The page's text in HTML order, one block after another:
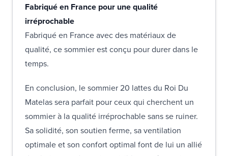
Fabriqué en France pour une qualité
irréprochable
Fabriqué en France avec des matériaux de
qualité, ce sommier est conçu pour durer dans le
temps.
En conclusion, le sommier 20 lattes du Roi Du
Matelas sera parfait pour ceux qui cherchent un
sommier à la qualité irréprochable sans se ruiner.
Sa solidité, son soutien ferme, sa ventilation
optimale et son confort optimal font de lui un allié